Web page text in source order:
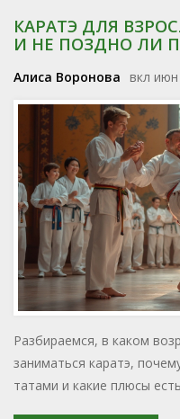
КАРАТЭ ДЛЯ
И НЕ ПОЗДНО ЛИ
Алиса Воронова вкл
Разбираемся, в каком
заниматься каратэ,
татами и какие плюсы